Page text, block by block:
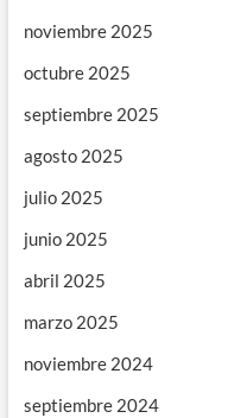
noviembre 2025
octubre 2025
septiembre 2025
agosto 2025
julio 2025
junio 2025
abril 2025
marzo 2025
noviembre 2024
septiembre 2024